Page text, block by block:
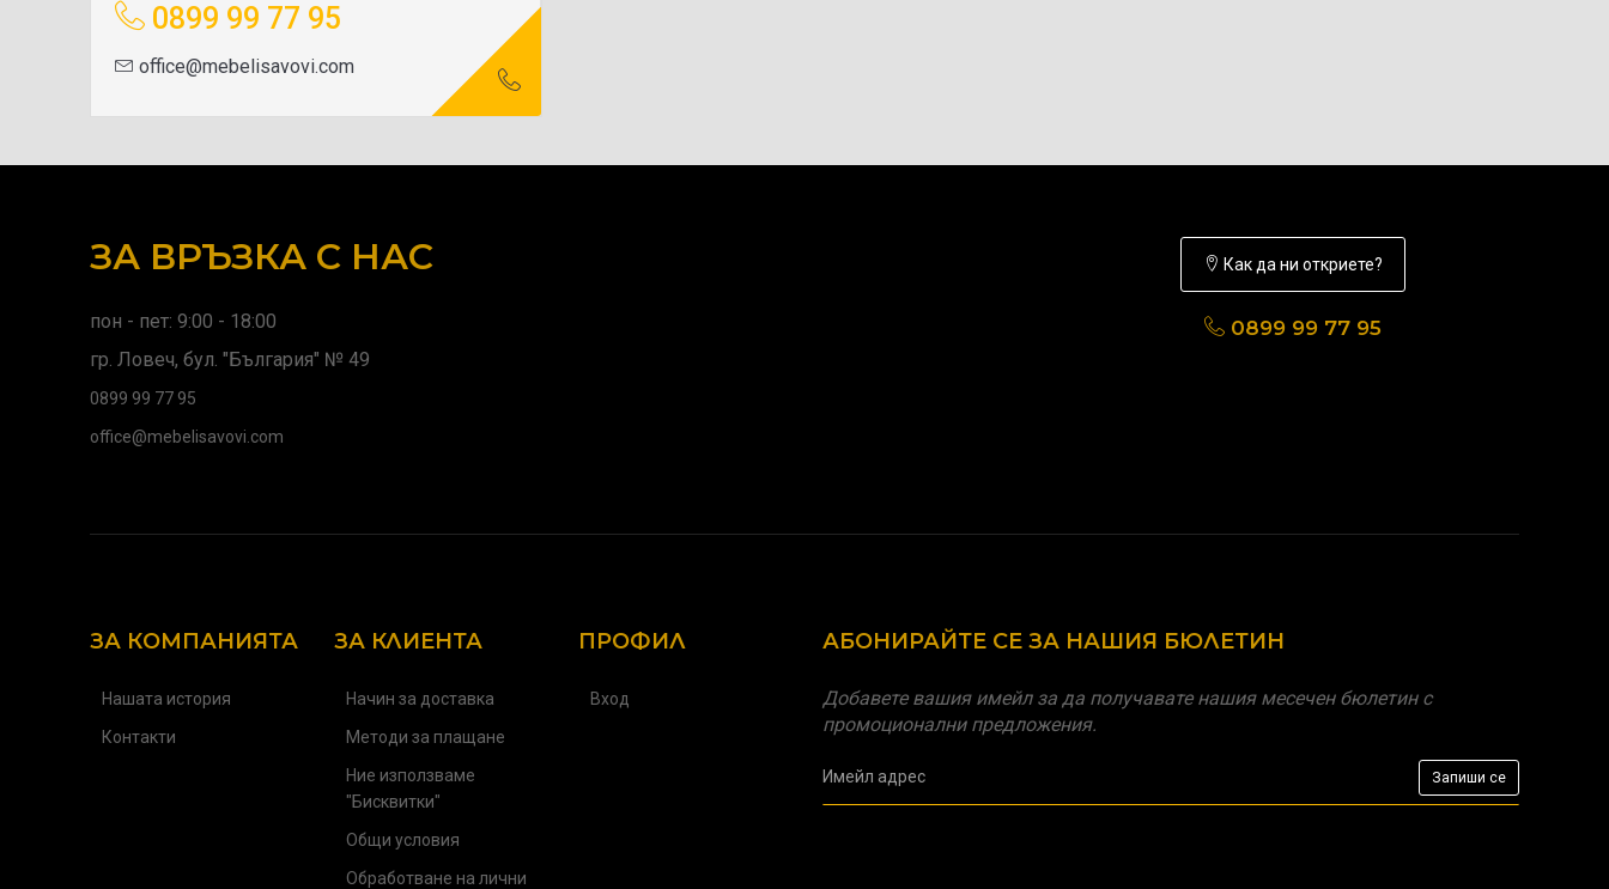
0899 99 77 95
office@mebelisavovi.com
ЗА ВРЪЗКА С НАС
пон - пет: 9:00 - 18:00
гр. Ловеч, бул. "България" № 49
0899 99 77 95
office@mebelisavovi.com
Как да ни откриете?
0899 99 77 95
ЗА КОМПАНИЯТА
Нашата история
Контакти
ЗА КЛИЕНТА
Начин за доставка
Методи за плащане
Ние използваме
"Бисквитки"
Общи условия
Обработване на лични
ПРОФИЛ
Вход
АБОНИРАЙТЕ СЕ ЗА НАШИЯ БЮЛЕТИН
Добавете вашия имейл за да получавате нашия месечен бюлетин с
промоционални предложения.